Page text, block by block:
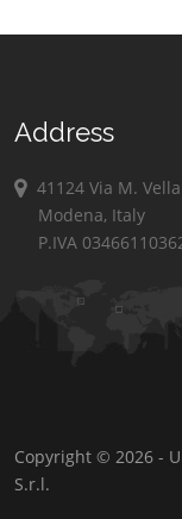
Address
41124 Via M.
Modena, Italy
P.IVA
Copyright © 2026 -
S.r.l.